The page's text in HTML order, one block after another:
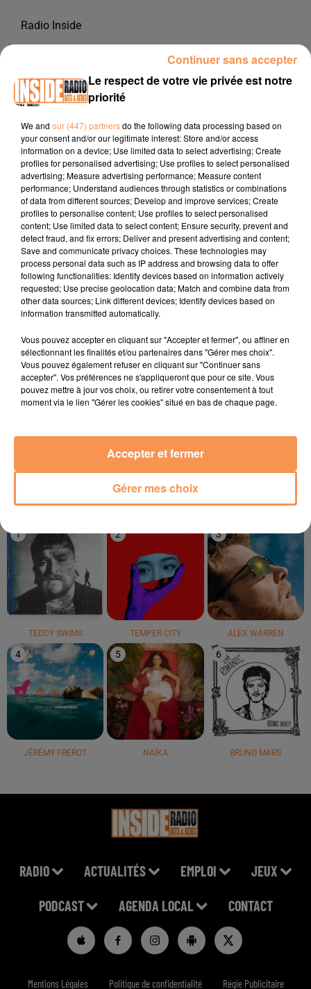
Radio Inside
5 février 2025 - 7 min 4 sec
INTERVIEW DE JÉRÉMY CHARDY "TÉRÉGA OPEN PAU PYRÉNÉES
2025" À PAU, SUR RADIO INSIDE
Site internet :www.terega.fr
Facebook : Teréga Open Pau-Pyrénées
Instagram :teregaopen
TITRES DIFFUSÉS
2h49
2h49
ROBBIE WILLIAMS
2h46
2h46
GIMS
Soleil
2h43
2h43
SOOLKING
1
TEDDY SWIMS
2
TEMPER CITY
3
ALEX WARREN
4
JÉRÉMY FREROT
5
NAÏKA
6
BRUNO MARS
RADIO ACTUALITÉS EMPLOI JEUX
PODCAST AGENDA LOCAL CONTACT
Mentions Légales Politique de confidentialité Régie Publicitaire
Le respect de votre vie privée est notre
priorité
We and our (447) partnersdo the following data processing based on
your consent and/or our legitimate interest: Store and/or access
information on a device; Use limited data to select advertising; Create
profiles for personalised advertising; Use profiles to select personalised
advertising; Measure advertising performance; Measure content
performance; Understand audiences through statistics or combinations
of data from different sources; Develop and improve services; Create
profiles to personalise content; Use profiles to select personalised
content; Use limited data to select content; Ensure security, prevent and
detect fraud, and fix errors; Deliver and present advertising and content;
Save and communicate privacy choices. These technologies may
process personal data such as IP address and browsing data to offer
following functionalities: Identify devices based on information actively
requested; Use precise geolocation data; Match and combine data from
other data sources; Link different devices; Identify devices based on
information transmitted automatically.
Vous pouvez accepter en cliquant sur "Accepter et fermer", ou affiner en
sélectionnant les finalités et/ou partenaires dans "Gérer mes choix".
Vous pouvez également refuser en cliquant sur "Continuer sans
accepter". Vos préférences ne s'appliqueront que pour ce site. Vous
pouvez mettre à jour vos choix, ou retirer votre consentement à tout
moment via le lien "Gérer les cookies" situé en bas de chaque page.
Gérer mes choix
Accepter et fermer
Continuer sans accepter